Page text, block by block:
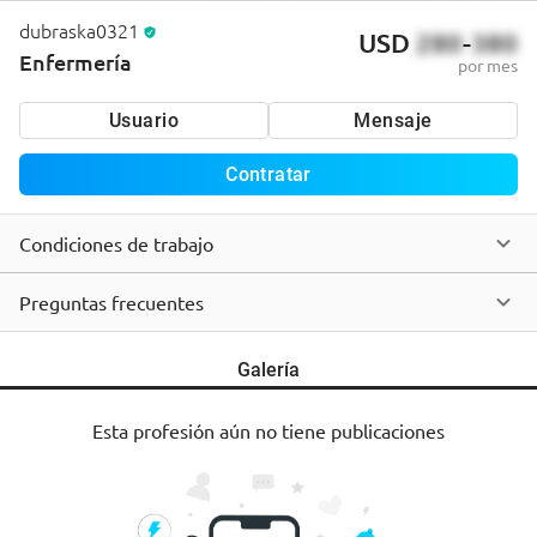
dubraska0321
Enfermería
USD 280-380
por mes
Usuario Mensaje
Contratar
Condiciones de trabajo
Preguntas frecuentes
Galería
Esta profesión aún no tiene publicaciones